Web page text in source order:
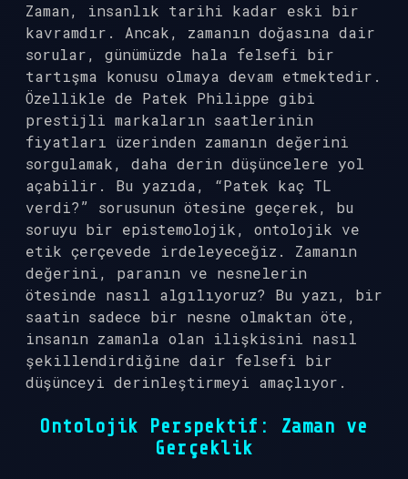
Zaman, insanlık tarihi kadar eski bir
kavramdır. Ancak, zamanın doğasına dair
sorular, günümüzde hala felsefi bir
tartışma konusu olmaya devam etmektedir.
Özellikle de Patek Philippe gibi
prestijli markaların saatlerinin
fiyatları üzerinden zamanın değerini
sorgulamak, daha derin düşüncelere yol
açabilir. Bu yazıda, “Patek kaç TL
verdi?” sorusunun ötesine geçerek, bu
soruyu bir epistemolojik, ontolojik ve
etik çerçevede irdeleyeceğiz. Zamanın
değerini, paranın ve nesnelerin
ötesinde nasıl algılıyoruz? Bu yazı, bir
saatin sadece bir nesne olmaktan öte,
insanın zamanla olan ilişkisini nasıl
şekillendirdiğine dair felsefi bir
düşünceyi derinleştirmeyi amaçlıyor.
Ontolojik Perspektif: Zaman ve
Gerçeklik